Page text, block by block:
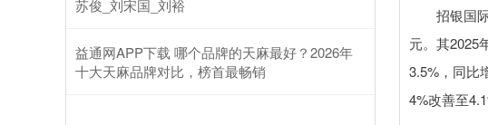
招银国际
元。其2025
3.5%，同比
4%改善至
苏俊_刘宋国_刘裕
益通网APP下载 哪个品牌的天麻最好？2026年
十大天麻品牌对比，榜首最畅销